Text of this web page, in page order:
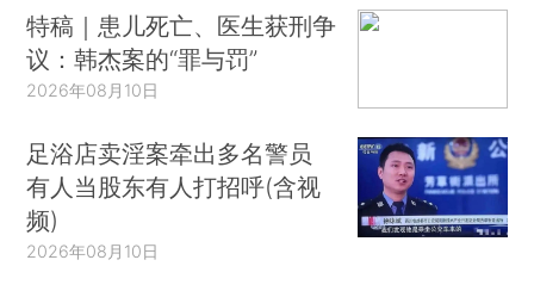
特稿｜患儿死亡、医生获刑争
议：韩杰案的“罪与罚”
2026年08月10日
足浴店卖淫案牵出多名警员
有人当股东有人打招呼(含视
频)
2026年08月10日